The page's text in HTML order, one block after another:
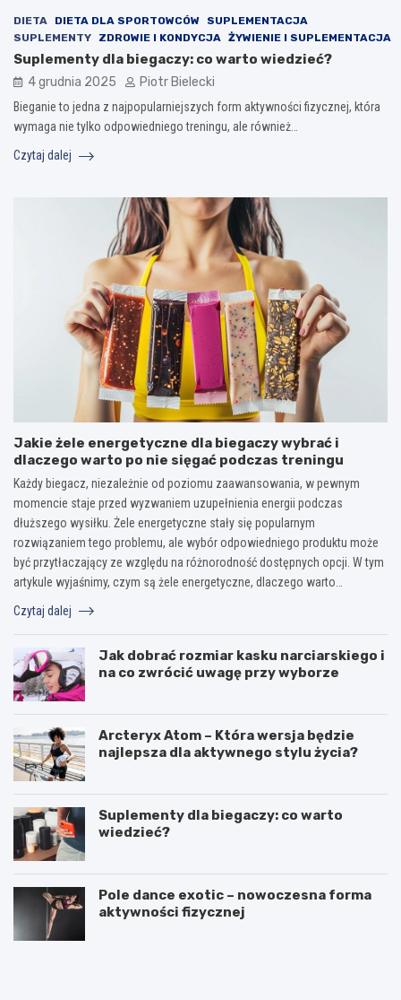
DIETA DIETA DLA SPORTOWCÓW
SUPLEMENTACJA
SUPLEMENTY
ZDROWIE I KONDYCJA ŻYWIENIE I SUPLEMENTACJA
Suplementy dla biegaczy: co warto wiedzieć?
4 grudnia 2025 Piotr Bielecki
Bieganie to jedna z najpopularniejszych form aktywności fizycznej, która
wymaga nie tylko odpowiedniego treningu, ale również…
Czytaj dalej
Jakie żele energetyczne dla biegaczy wybrać i
dlaczego warto po nie sięgać podczas treningu
Każdy biegacz, niezależnie od poziomu zaawansowania, w pewnym
momencie staje przed wyzwaniem uzupełnienia energii podczas
dłuższego wysiłku. Żele energetyczne stały się popularnym
rozwiązaniem tego problemu, ale wybór odpowiedniego produktu może
być przytłaczający ze względu na różnorodność dostępnych opcji. W tym
artykule wyjaśnimy, czym są żele energetyczne, dlaczego warto…
Czytaj dalej
Jak dobrać rozmiar kasku narciarskiego i
na co zwrócić uwagę przy wyborze
Arcteryx Atom – Która wersja będzie
najlepsza dla aktywnego stylu życia?
Suplementy dla biegaczy: co warto
wiedzieć?
Pole dance exotic – nowoczesna forma
aktywności fizycznej